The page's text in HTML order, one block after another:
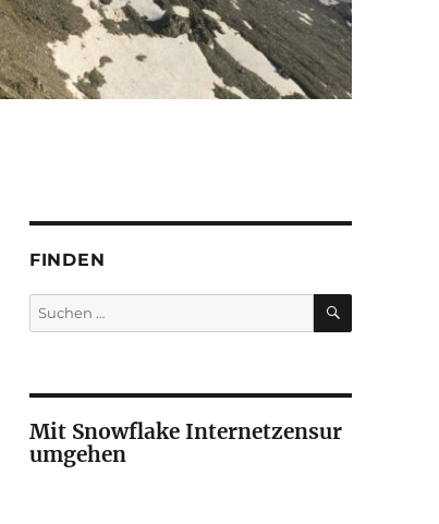
FINDEN
Suchen
nach:
SUCHEN
Mit Snowflake Internetzensur
umgehen